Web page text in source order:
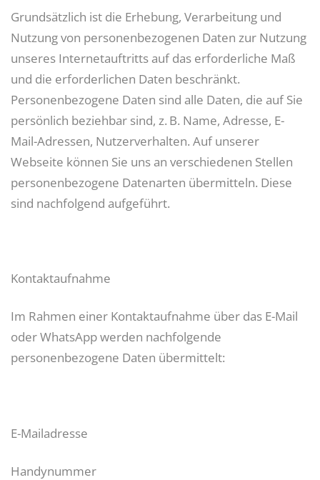
Grundsätzlich ist die Erhebung, Verarbeitung und
Nutzung von personenbezogenen Daten zur Nutzung
unseres Internetauftritts auf das erforderliche Maß
und die erforderlichen Daten beschränkt.
Personenbezogene Daten sind alle Daten, die auf Sie
persönlich beziehbar sind, z. B. Name, Adresse, E-
Mail-Adressen, Nutzerverhalten. Auf unserer
Webseite können Sie uns an verschiedenen Stellen
personenbezogene Datenarten übermitteln. Diese
sind nachfolgend aufgeführt.
Kontaktaufnahme
Im Rahmen einer Kontaktaufnahme über das E-Mail
oder WhatsApp werden nachfolgende
personenbezogene Daten übermittelt:
E-Mailadresse
Handynummer